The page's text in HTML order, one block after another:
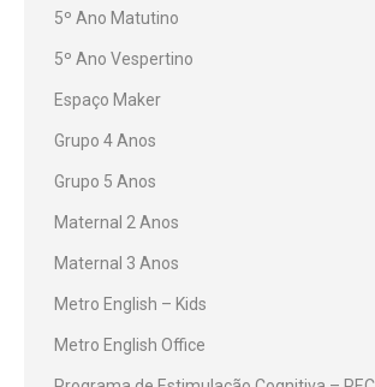
5º Ano Matutino
5º Ano Vespertino
Espaço Maker
Grupo 4 Anos
Grupo 5 Anos
Maternal 2 Anos
Maternal 3 Anos
Metro English – Kids
Metro English Office